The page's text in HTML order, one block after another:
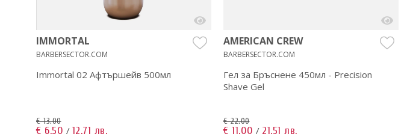
IMMORTAL
BARBERSECTOR.COM
Immortal 02 Aфтършейв 500мл
€ 13.00
€ 6.50 / 12.71 лв.
AMERICAN CREW
BARBERSECTOR.COM
Гел за Бръснене 450мл - Precision
Shave Gel
€ 22.00
€ 11.00 / 21.51 лв.